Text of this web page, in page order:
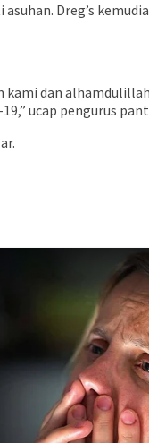
Dreg’s
dan
ucap pengurus